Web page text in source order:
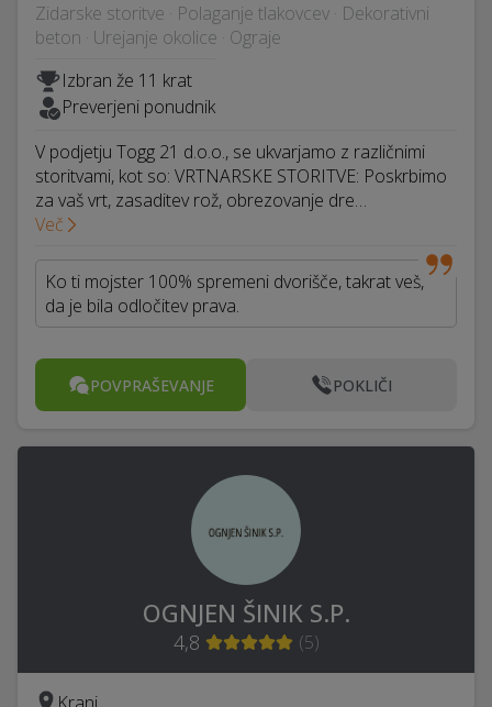
Zidarske storitve · Polaganje tlakovcev · Dekorativni
beton · Urejanje okolice · Ograje
Izbran že 11 krat
Preverjeni ponudnik
V podjetju Togg 21 d.o.o., se ukvarjamo z različnimi
storitvami, kot so: VRTNARSKE STORITVE: Poskrbimo
za vaš vrt, zasaditev rož, obrezovanje dre…
Več
Ko ti mojster 100% spremeni dvorišče, takrat veš,
da je bila odločitev prava.
POVPRAŠEVANJE POKLIČI
OGNJEN ŠINIK S.P.
4,8 (5)